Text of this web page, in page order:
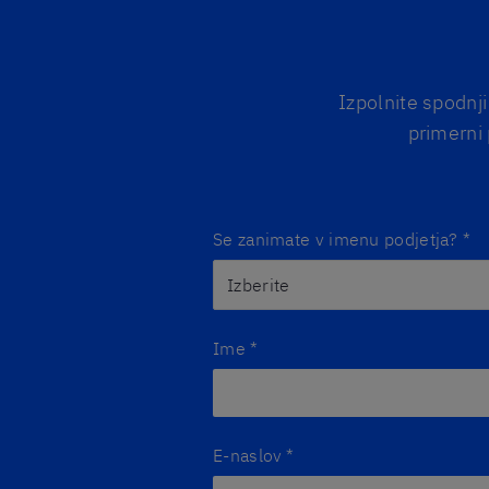
Izpolnite
primerni
Se zanimate v imenu podjetja? *
Ime *
E-naslov *